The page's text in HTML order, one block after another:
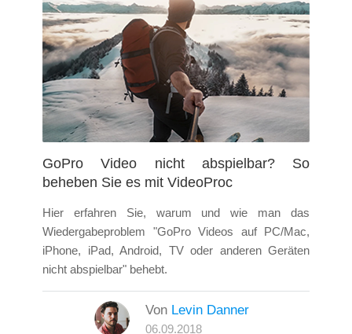
GoPro Video nicht abspielbar? So
beheben Sie es mit VideoProc
Hier erfahren Sie, warum und wie man das
Wiedergabeproblem "GoPro Videos auf PC/Mac,
iPhone, iPad, Android, TV oder anderen Geräten
nicht abspielbar" behebt.
Von Levin Danner
06.09.2018